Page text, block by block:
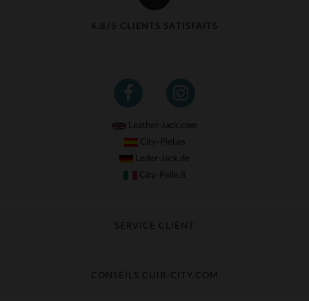
4,8/5 CLIENTS SATISFAITS
Leather-Jack.com
City-Piel.es
Leder-Jack.de
City-Pelle.it
SERVICE CLIENT
Échange & Remboursement
CONSEILS CUIR-CITY.COM